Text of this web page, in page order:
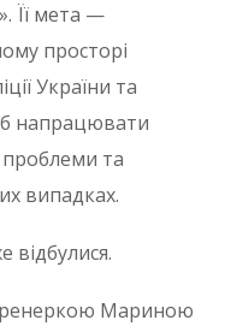
Її мета —
просторі
України та
напрацювати
проблеми та
випадках.
відбулися.
Мариною